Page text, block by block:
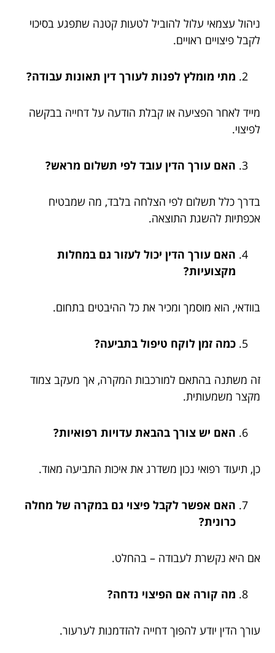
ניהול עצמאי עלול להוביל לטעות קטנה שתפגע בסיכוי
לקבל פיצויים ראויים.
מתי מומלץ לפנות לעורך דין תאונות עבודה?
מייד לאחר הפציעה או קבלת הודעה על דחייה בבקשה
לפיצוי.
האם עורך הדין עובד לפי תשלום מראש?
בדרך כלל תשלום לפי הצלחה בלבד, מה שמבטיח
אכפתיות להשגת התוצאה.
האם עורך הדין יכול לעזור גם במחלות
מקצועיות?
בוודאי, הוא מוסמך ומכיר את כל ההיבטים בתחום.
כמה זמן לוקח טיפול בתביעה?
זה משתנה בהתאם למורכבות המקרה, אך מעקב צמוד
מקצר משמעותית.
האם יש צורך בהבאת עדויות רפואיות?
כן, תיעוד רפואי נכון משדרג את איכות התביעה מאוד.
האם אפשר לקבל פיצוי גם במקרה של מחלה
כרונית?
אם היא נקשרת לעבודה – בהחלט.
מה קורה אם הפיצוי נדחה?
עורך הדין יודע להפוך דחייה להזדמנות לערעור.